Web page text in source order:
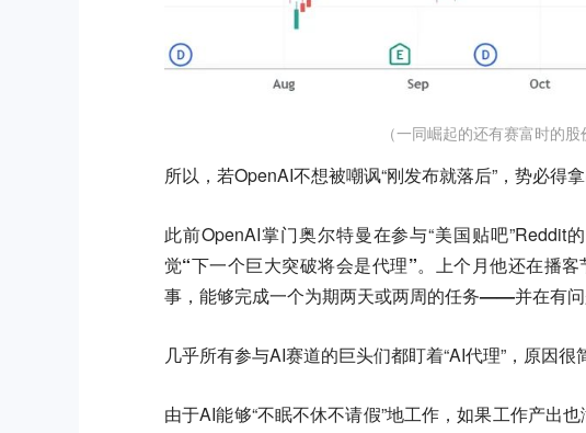
（一同崛起的还有赛富时的
所以，若OpenAI不想被嘲讽“刚发布就落后”，势必得拿
此前OpenAI掌门奥尔特曼在参与“美国贴吧”Reddit
觉“下一个巨大突破将会是代理”。上个月他还在播客
事，能够完成一个为期两天或两周的任务——并在有问
几乎所有参与AI赛道的巨头们都盯着“AI代理”，原因很
由于AI能够“不眠不休不请假”地工作，如果工作产出